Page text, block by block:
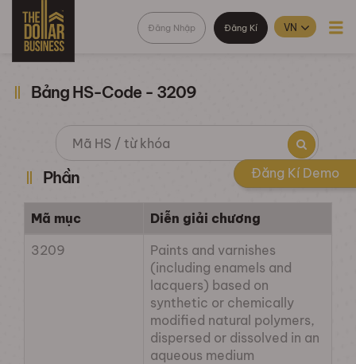
Đăng Nhập Đăng Kí
Bảng HS-Code - 3209
Phần
Mã mục
Diễn giải chương
3209
Paints and varnishes
(including enamels and
lacquers) based on
synthetic or chemically
modified natural polymers,
dispersed or dissolved in an
aqueous medium
Đăng Kí Demo